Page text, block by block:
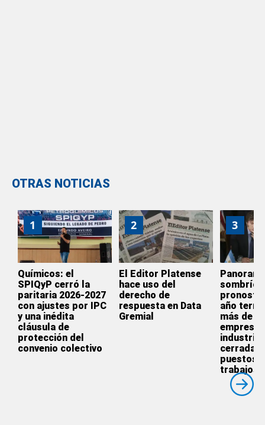
OTRAS NOTICIAS
1
Químicos: el
SPIQyP cerró la
paritaria 2026-2027
con ajustes por IPC
y una inédita
cláusula de
protección del
convenio colectivo
2
El Editor Platense
hace uso del
derecho de
respuesta en Data
Gremial
3
sombrío:
año
más de
empresas
cerradas
puestos
trabajos